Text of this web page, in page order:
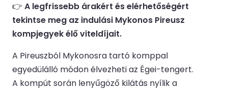
👉 A legfrissebb árakért és elérhetőségért
tekintse meg az indulási Mykonos Pireusz
kompjegyek élő viteldíjait.
A Pireuszból Mykonosra tartó komppal
egyedülálló módon élvezheti az Égei-tengert.
A kompút során lenyűgöző kilátás nyílik a